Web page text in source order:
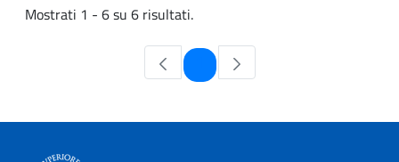
Mostrati 1 - 6 su 6 risultati.
Pagina